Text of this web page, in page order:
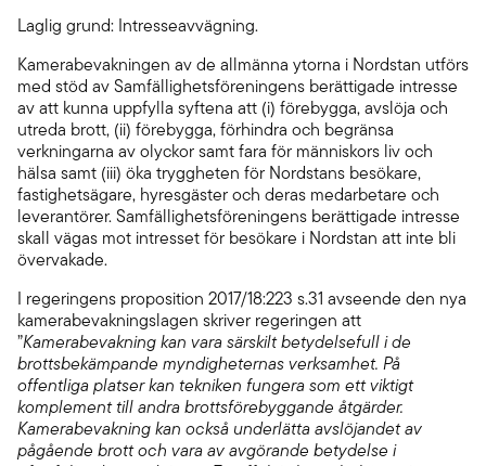
Laglig grund: Intresseavvägning.
Kamerabevakningen av de allmänna ytorna i Nordstan utförs
med stöd av Samfällighetsföreningens berättigade intresse
av att kunna uppfylla syftena att (i) förebygga, avslöja och
utreda brott, (ii) förebygga, förhindra och begränsa
verkningarna av olyckor samt fara för människors liv och
hälsa samt (iii) öka tryggheten för Nordstans besökare,
fastighetsägare, hyresgäster och deras medarbetare och
leverantörer. Samfällighetsföreningens berättigade intresse
skall vägas mot intresset för besökare i Nordstan att inte bli
övervakade.
I regeringens proposition 2017/18:223 s.31 avseende den nya
kamerabevakningslagen skriver regeringen att
”Kamerabevakning kan vara särskilt betydelsefull i de
brottsbekämpande myndigheternas verksamhet. På
offentliga platser kan tekniken fungera som ett viktigt
komplement till andra brottsförebyggande åtgärder.
Kamerabevakning kan också underlätta avslöjandet av
pågående brott och vara av avgörande betydelse i